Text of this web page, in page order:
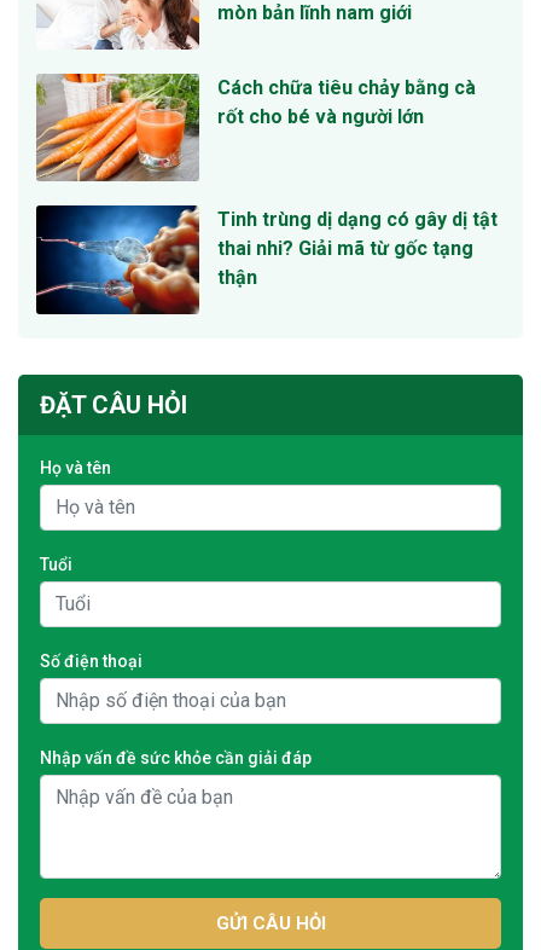
mòn bản lĩnh nam giới
Cách chữa tiêu chảy bằng cà
rốt cho bé và người lớn
Tinh trùng dị dạng có gây dị tật
thai nhi? Giải mã từ gốc tạng
thận
ĐẶT CÂU HỎI
Họ và tên
Tuổi
Số điện thoại
Nhập vấn đề sức khỏe cần giải đáp
GỬI CÂU HỎI